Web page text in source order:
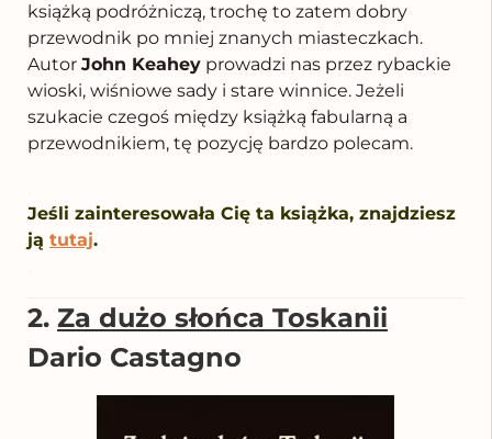
książką podróżniczą, trochę to zatem dobry
przewodnik po mniej znanych miasteczkach.
Autor John Keahey prowadzi nas przez rybackie
wioski, wiśniowe sady i stare winnice. Jeżeli
szukacie czegoś między książką fabularną a
przewodnikiem, tę pozycję bardzo polecam.
.
Jeśli zainteresowała Cię ta książka, znajdziesz
ją tutaj.
.
2. Za dużo słońca Toskanii
Dario Castagno